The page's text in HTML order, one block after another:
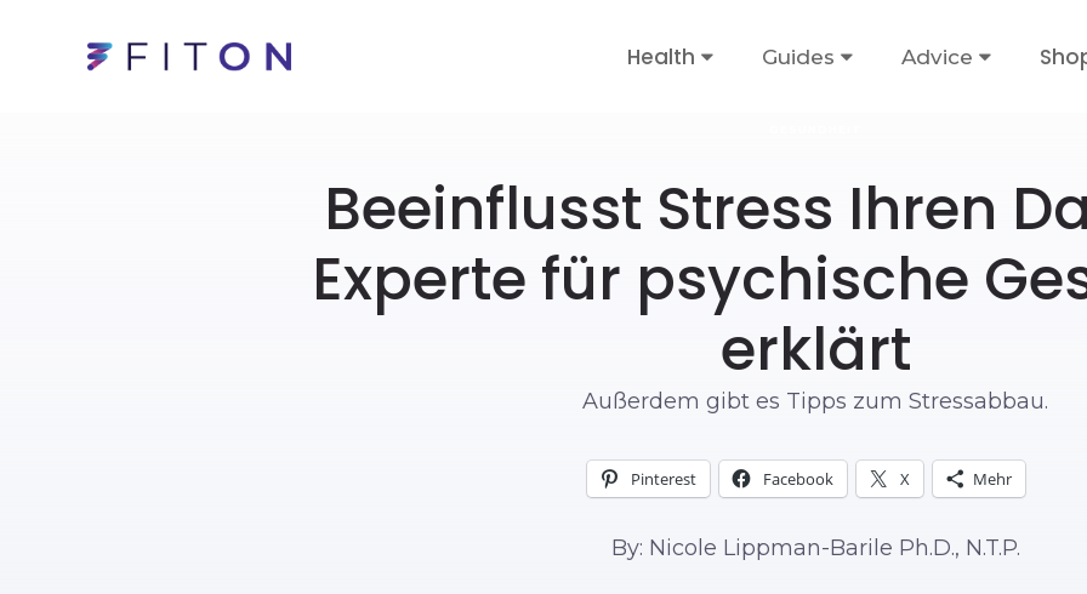
Health Guides Advice
Beeinflusst Stress Ihren
Experte für psychische
erklärt
Außerdem gibt es Tipps zum Stressabbau.
Pinterest Facebook X Mehr
By: Nicole Lippman-Barile Ph.D., N.T.P.